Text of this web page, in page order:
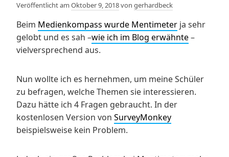
Veröffentlicht am Oktober 9, 2018von gerhardbeck
Beim Medienkompass wurde Mentimeter ja sehr
gelobt und es sah –wie ich im Blog erwähnte–
vielversprechend aus.
Nun wollte ich es hernehmen, um meine Schüler
zu befragen, welche Themen sie interessieren.
Dazu hätte ich 4 Fragen gebraucht. In der
kostenlosen Version von SurveyMonkey
beispielsweise kein Problem.